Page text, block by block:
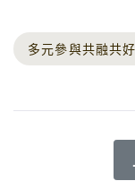
多元參與共融共好